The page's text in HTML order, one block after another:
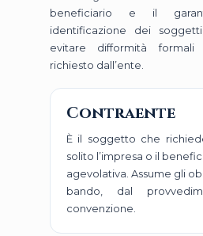
beneficiario e il
identificazione dei
evitare difformità
richiesto dall’ente.
Contraente
È il soggetto che
solito l’impresa o il
agevolativa. Assume gli
bando, dal
convenzione.